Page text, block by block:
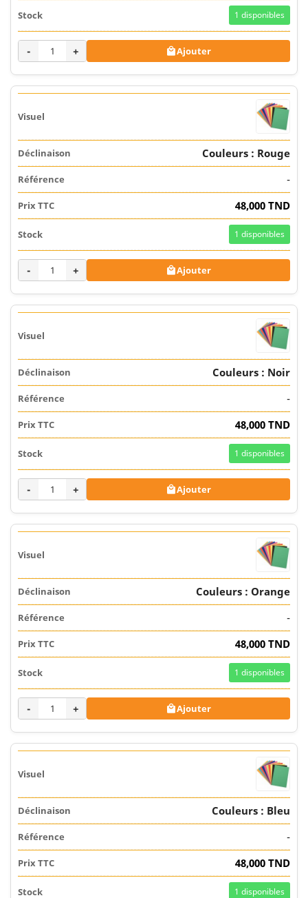
1 disponibles
- + Ajouter
Couleurs : Rouge
-
48,000 TND
1 disponibles
- + Ajouter
Couleurs : Noir
-
48,000 TND
1 disponibles
- + Ajouter
Couleurs : Orange
-
48,000 TND
1 disponibles
- + Ajouter
Couleurs : Bleu
-
48,000 TND
1 disponibles